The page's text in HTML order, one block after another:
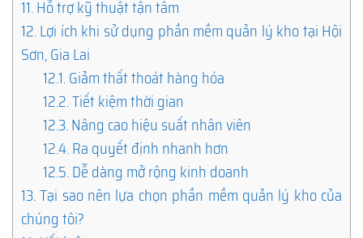
11.Hỗ trợ kỹ thuật tận tâm
12.Lợi ích khi sử dụng phần mềm quản lý kho tại Hội
Sơn, Gia Lai
12.1.Giảm thất thoát hàng hóa
12.2.Tiết kiệm thời gian
12.3.Nâng cao hiệu suất nhân viên
12.4.Ra quyết định nhanh hơn
12.5.Dễ dàng mở rộng kinh doanh
13.Tại sao nên lựa chọn phần mềm quản lý kho của
chúng tôi?